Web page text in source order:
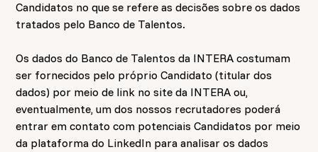
Candidatos no que se refere as decisões sobre os dados
tratados pelo Banco de Talentos.
Os dados do Banco de Talentos da INTERA costumam
ser fornecidos pelo próprio Candidato (titular dos
dados) por meio de link no site da INTERA ou,
eventualmente, um dos nossos recrutadores poderá
entrar em contato com potenciais Candidatos por meio
da plataforma do LinkedIn para analisar os dados